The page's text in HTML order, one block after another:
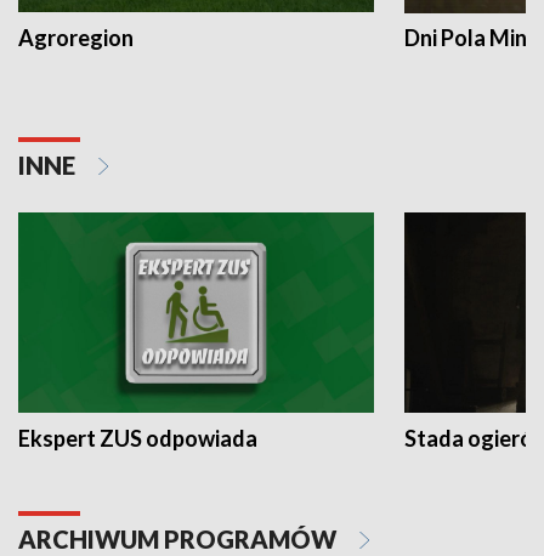
Agroregion Dni Pola
INNE
Ekspert ZUS odpowiada Stada
ARCHIWUM PROGRAMÓW